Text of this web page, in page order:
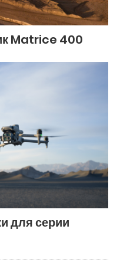
Matrice 400
для серии